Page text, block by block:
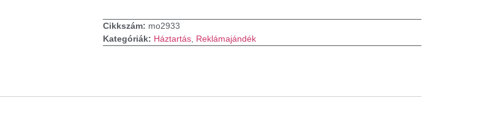
Cikkszám: mo2933
Kategóriák: Háztartás Reklámajándék